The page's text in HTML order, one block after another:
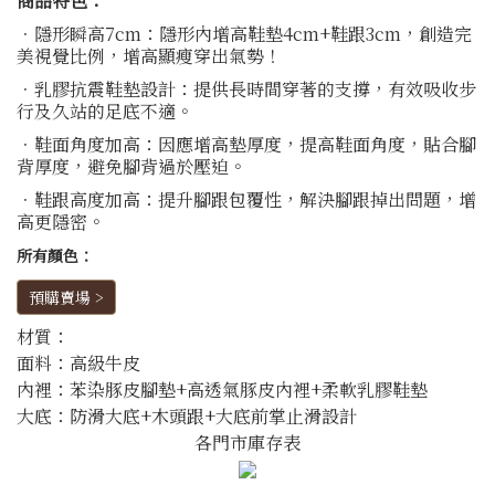
．隱形瞬高7cm：隱形內增高鞋墊4cm+鞋跟3cm，創造完
美視覺比例，增高顯瘦穿出氣勢！
．乳膠抗震鞋墊設計：提供長時間穿著的支撐，有效吸收步
行及久站的足底不適。
．鞋面角度加高：因應增高墊厚度，提高鞋面角度，貼合腳
背厚度，避免腳背過於壓迫。
．鞋跟高度加高：提升腳跟包覆性，解決腳跟掉出問題，增
高更隱密。
所有顏色：
預購賣場 >
材質：
面料：高級牛皮
內裡：苯染豚皮腳墊+高透氣豚皮內裡+柔軟乳膠鞋墊
大底：防滑大底+木頭跟+大底前掌止滑設計
各門市庫存表